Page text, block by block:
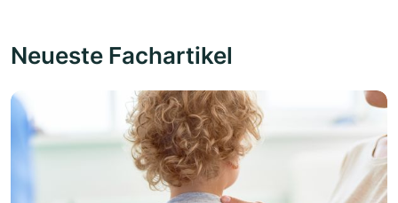
Neueste Fachartikel